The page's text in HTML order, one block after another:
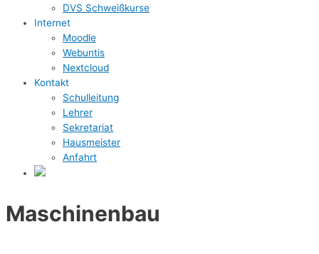
DVS Schweißkurse
Internet
Moodle
Webuntis
Nextcloud
Kontakt
Schulleitung
Lehrer
Sekretariat
Hausmeister
Anfahrt
Maschinenbau